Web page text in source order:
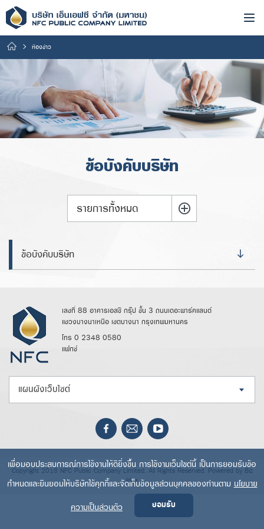
ห้องข่าว
ข้อบังคับบริษัท
รายการทั้งหมด
ข้อบังคับบริษัท
เลขที่ 88 อาคารเอสซี กรุ๊ป ชั้น 3 ถนนเดอะพาร์คแลนด์
แขวงบางนาเหนือ เขตบางนา กรุงเทพมหานคร
โทร 0 2348 0580
แฟกซ์
แผนผังเว็บไซต์
Copyright 2018 NFC Public Company Limited. All Rights Reserved. Powered by Biz
Idea
เพื่อมอบประสบการณ์การใช้งานให้ดียิ่งขึ้น การใช้งามเว็บไซต์นี้ เป็นการยอมรับข้อ
กำหนดและยินยอมให้บริษัทใช้คุกกี้และจัดเก็บข้อมูลส่วนบุคคลของท่านตาม นโยบาย
ความเป็นส่วนตัว
ยอมรับ